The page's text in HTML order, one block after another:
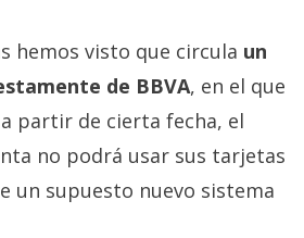
hemos visto que circula un
de BBVA, en el que
partir de cierta fecha, el
no podrá usar sus tarjetas
un supuesto nuevo sistema